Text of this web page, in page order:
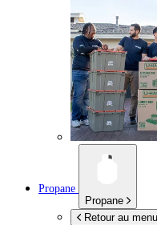
Propane
Propane
Retour au